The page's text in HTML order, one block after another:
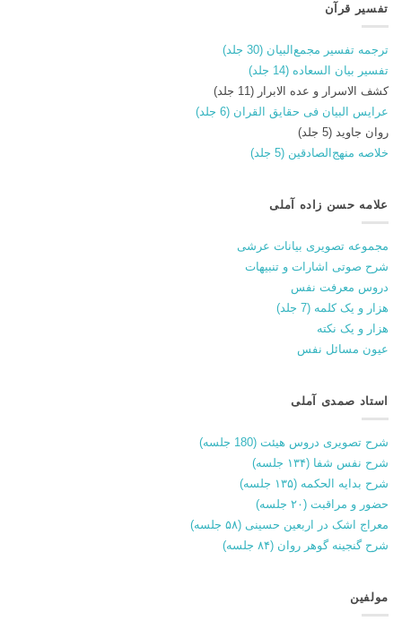
تفسیر قرآن
ترجمه تفسیر مجمع‌البیان (30 جلد)
تفسیر بیان السعاده (14 جلد)
کشف الاسرار و عده الابرار (11 جلد)
عرایس البیان فی حقایق القران (6 جلد)
روان جاوید (5 جلد)
خلاصه منهج‌الصادقین (5 جلد)
علامه حسن زاده آملی
مجموعه تصویری بیانات عرشی
شرح صوتی اشارات و تنبیهات
دروس معرفت نفس
هزار و یک کلمه (7 جلد)
هزار و یک نکته
عیون مسائل نفس
استاد صمدی آملی
شرح تصویری دروس هیئت (180 جلسه)
شرح نفس شفا (۱۳۴ جلسه)
شرح بدایه الحکمه (۱۳۵ جلسه)
حضور و مراقبت (۲۰ جلسه)
معراج اشک در اربعین حسینی (۵۸ جلسه)
شرح گنجینه گوهر روان (۸۴ جلسه)
مولفین